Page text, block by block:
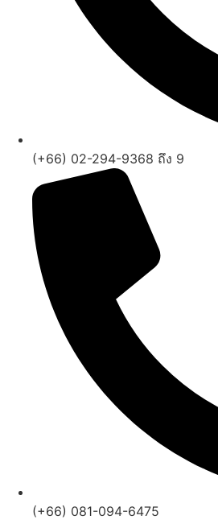
(+66) 02-294-9368 ถึง 9
(+66) 081-094-6475